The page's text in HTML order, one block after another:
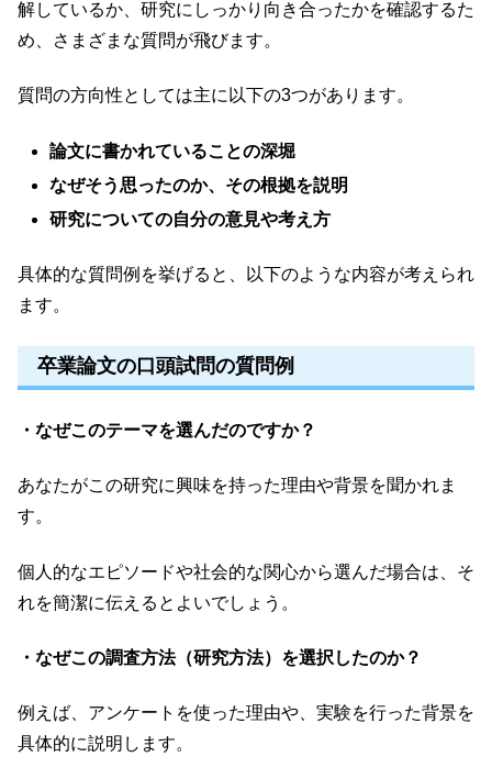
解しているか、研究にしっかり向き合ったかを確認するた
め、さまざまな質問が飛びます。
質問の方向性としては主に以下の3つがあります。
論文に書かれていることの深堀
なぜそう思ったのか、その根拠を説明
研究についての自分の意見や考え方
具体的な質問例を挙げると、以下のような内容が考えられ
ます。
卒業論文の口頭試問の質問例
・なぜこのテーマを選んだのですか？
あなたがこの研究に興味を持った理由や背景を聞かれま
す。
個人的なエピソードや社会的な関心から選んだ場合は、そ
れを簡潔に伝えるとよいでしょう。
・なぜこの調査方法（研究方法）を選択したのか？
例えば、アンケートを使った理由や、実験を行った背景を
具体的に説明します。